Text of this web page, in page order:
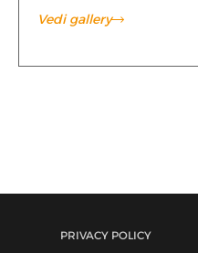
Vedi gallery
PRIVACY POLICY